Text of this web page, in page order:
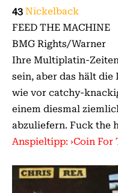
43 Nickelback
FEED THE MACHINE
BMG Rights/Warner
Ihre Multiplatin-
sein, aber das hält die
wie vor catchy-
einem diesmal
abzuliefern. Fuck the
Anspieltipp: ›Coin For